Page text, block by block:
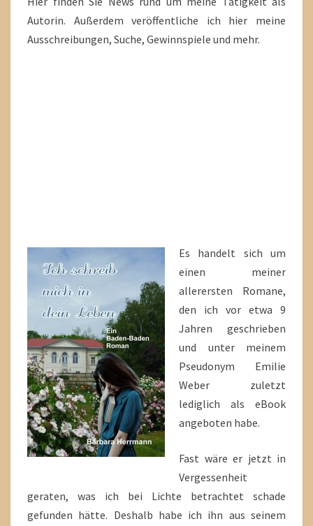
Autorin. Außerdem veröffentliche ich hier meine
Ausschreibungen, Suche, Gewinnspiele und mehr.
Es handelt sich um
einen meiner
allerersten Romane,
den ich vor etwa 9
Jahren geschrieben
und unter meinem
Pseudonym Emilie
Weber zuletzt
lediglich als eBook
angeboten habe.
Fast wäre er jetzt in
Vergessenheit
geraten, was ich bei Lichte betrachtet schade
gefunden hätte. Deshalb habe ich ihn aus seinem